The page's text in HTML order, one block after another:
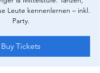
Leute kennenlernen – inkl.
Party.
Buy Tickets